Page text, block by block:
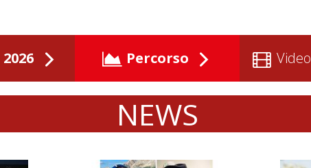
2026 Percorso Video
NEWS